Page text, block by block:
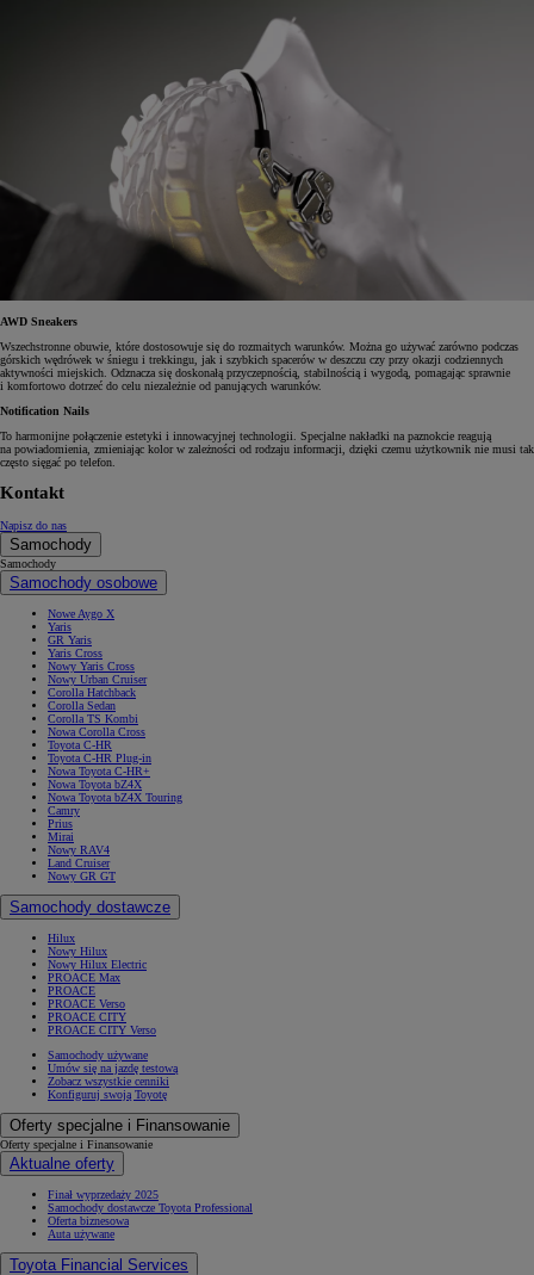
AWD Sneakers
Wszechstronne obuwie, które dostosowuje się do rozmaitych warunków. Można go używać zarówno podczas
górskich wędrówek w śniegu i trekkingu, jak i szybkich spacerów w deszczu czy przy okazji codziennych
aktywności miejskich. Odznacza się doskonałą przyczepnością, stabilnością i wygodą, pomagając sprawnie
i komfortowo dotrzeć do celu niezależnie od panujących warunków.
Notification Nails
To harmonijne połączenie estetyki i innowacyjnej technologii. Specjalne nakładki na paznokcie reagują
na powiadomienia, zmieniając kolor w zależności od rodzaju informacji, dzięki czemu użytkownik nie musi tak
często sięgać po telefon.
Kontakt
Napisz do nas
Samochody
Samochody
Samochody osobowe
Nowe Aygo X
Yaris
GR Yaris
Yaris Cross
Nowy Yaris Cross
Nowy Urban Cruiser
Corolla Hatchback
Corolla Sedan
Corolla TS Kombi
Nowa Corolla Cross
Toyota C-HR
Toyota C-HR Plug-in
Nowa Toyota C-HR+
Nowa Toyota bZ4X
Nowa Toyota bZ4X Touring
Camry
Prius
Mirai
Nowy RAV4
Land Cruiser
Nowy GR GT
Samochody dostawcze
Hilux
Nowy Hilux
Nowy Hilux Electric
PROACE Max
PROACE
PROACE Verso
PROACE CITY
PROACE CITY Verso
Samochody używane
Umów się na jazdę testową
Zobacz wszystkie cenniki
Konfiguruj swoją Toyotę
Oferty specjalne i Finansowanie
Oferty specjalne i Finansowanie
Aktualne oferty
Finał wyprzedaży 2025
Samochody dostawcze Toyota Professional
Oferta biznesowa
Auta używane
Toyota Financial Services